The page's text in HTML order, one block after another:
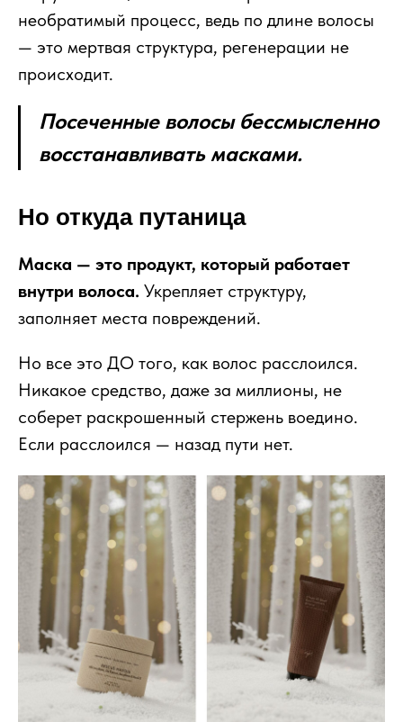
необратимый процесс, ведь по длине волосы
— это мертвая структура, регенерации не
происходит.
Посеченные волосы бессмысленно
восстанавливать масками.
Но откуда путаница
Маска — это продукт, который работает
внутри волоса. Укрепляет структуру,
заполняет места повреждений.
Но все это ДО того, как волос расслоился.
Никакое средство, даже за миллионы, не
соберет раскрошенный стержень воедино.
Если расслоился — назад пути нет.